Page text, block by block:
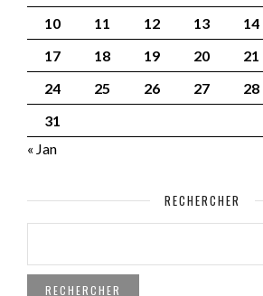
10
11 12 13 14
17
18 19 20 21
24
25 26 27 28
31
« Jan
RECHERCHER